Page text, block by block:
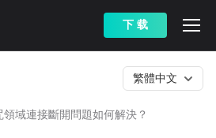
下 载
領域連接斷開問題如何解決？
繁體中文